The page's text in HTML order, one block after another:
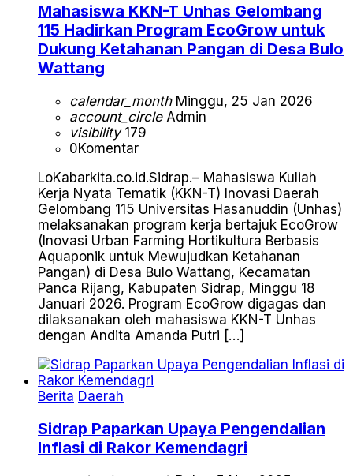
Mahasiswa KKN-T Unhas Gelombang
115 Hadirkan Program EcoGrow untuk
Dukung Ketahanan Pangan di Desa Bulo
Wattang
calendar_monthMinggu, 25 Jan 2026
account_circleAdmin
visibility179
0Komentar
LoKabarkita.co.id.Sidrap.– Mahasiswa Kuliah
Kerja Nyata Tematik (KKN-T) Inovasi Daerah
Gelombang 115 Universitas Hasanuddin (Unhas)
melaksanakan program kerja bertajuk EcoGrow
(Inovasi Urban Farming Hortikultura Berbasis
Aquaponik untuk Mewujudkan Ketahanan
Pangan) di Desa Bulo Wattang, Kecamatan
Panca Rijang, Kabupaten Sidrap, Minggu 18
Januari 2026. Program EcoGrow digagas dan
dilaksanakan oleh mahasiswa KKN-T Unhas
dengan Andita Amanda Putri […]
Berita Daerah
Sidrap Paparkan Upaya Pengendalian
Inflasi di Rakor Kemendagri